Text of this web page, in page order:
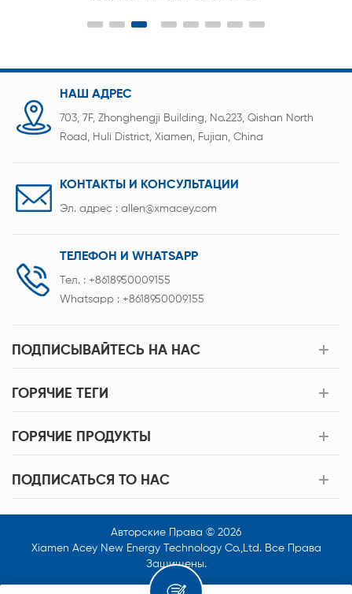
НАШ АДРЕС
703, 7F, Zhonghengji Building, No.223, Qishan North
Road, Huli District, Xiamen, Fujian, China
КОНТАКТЫ И КОНСУЛЬТАЦИИ
Эл. адрес : allen@xmacey.com
ТЕЛЕФОН И WHATSAPP
Тел. : +8618950009155
Whatsapp : +8618950009155
ПОДПИСЫВАЙТЕСЬ НА НАС
ГОРЯЧИЕ ТЕГИ
ГОРЯЧИЕ ПРОДУКТЫ
ПОДПИСАТЬСЯ TO НАС
Авторские Права © 2026
Xiamen Acey New Energy Technology Co.,Ltd. Все Права
Защищены.